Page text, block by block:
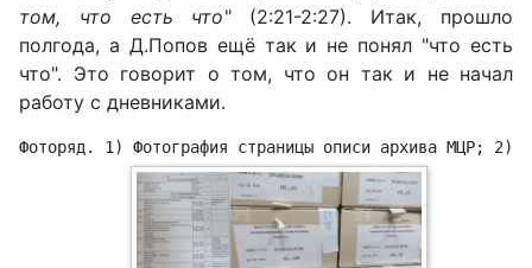
том, что есть что" (2:21-2:27). Итак, прошло
полгода, а Д.Попов ещё так и не понял "что есть
что". Это говорит о том, что он так и не начал
работу с дневниками.
Фоторяд. 1) Фотография страницы описи архива МЦР; 2)